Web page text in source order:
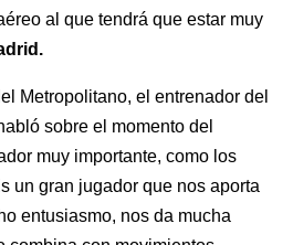
al que tendrá que estar muy
Metropolitano, el entrenador del
sobre el momento del
muy importante, como los
un gran jugador que nos aporta
entusiasmo, nos da mucha